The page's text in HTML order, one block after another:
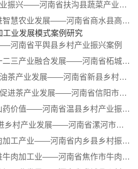
振兴——河南省扶沟县蔬菜产业振兴...
农业发展——河南省商水县高标准农...
工业发展模式案例研究
河南省平舆县乡村产业振兴案例
产业融合发展——河南省柘城县乡村...
茶产业发展——河南省新县乡村产业...
进茶产业发展——河南省信阳市乡村...
价值——河南省温县乡村产业振兴案例
产业发展——河南省漯河市乡村产业...
工产业——河南省内乡县乡村振兴案例
加工业——河南省焦作市牛肉加工产...